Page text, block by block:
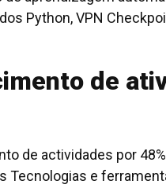
Python, VPN
de
de actividades por
e